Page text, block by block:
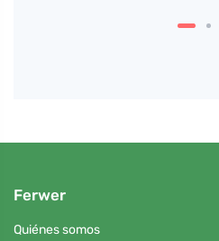
Ferwer
Quiénes somos